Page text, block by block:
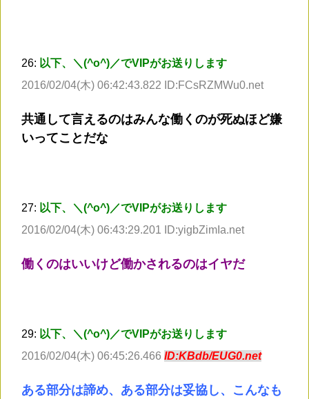
26: 以下、＼(^o^)／でVIPがお送りします
2016/02/04(木) 06:42:43.822 ID:FCsRZMWu0.net
共通して言えるのはみんな働くのが死ぬほど嫌
いってことだな
27: 以下、＼(^o^)／でVIPがお送りします
2016/02/04(木) 06:43:29.201 ID:yigbZimIa.net
働くのはいいけど働かされるのはイヤだ
29: 以下、＼(^o^)／でVIPがお送りします
2016/02/04(木) 06:45:26.466 ID:KBdb/EUG0.net
ある部分は諦め、ある部分は妥協し、こんなも